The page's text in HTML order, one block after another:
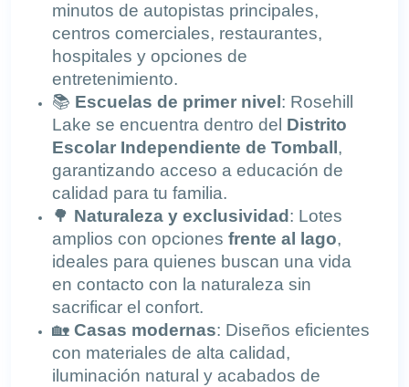
minutos de autopistas principales,
centros comerciales, restaurantes,
hospitales y opciones de
entretenimiento.
📚 Escuelas de primer nivel : Rosehill
Lake se encuentra dentro del Distrito
Escolar Independiente de Tomball ,
garantizando acceso a educación de
calidad para tu familia.
🌳 Naturaleza y exclusividad : Lotes
amplios con opciones frente al lago,
ideales para quienes buscan una vida
en contacto con la naturaleza sin
sacrificar el confort.
🏡 Casas modernas: Diseños eficientes
con materiales de alta calidad,
iluminación natural y acabados de